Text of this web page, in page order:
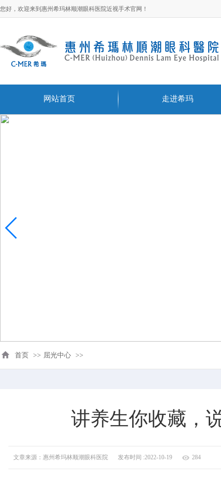
您好，欢迎来到惠州希玛林顺潮眼科医院近视手术官网！
网站首页 走进希玛
首页 >> 屈光中心 >>
讲养生你收藏，
文章来源：惠州希玛林顺潮眼科医院 发布时间 :2022-10-19 284